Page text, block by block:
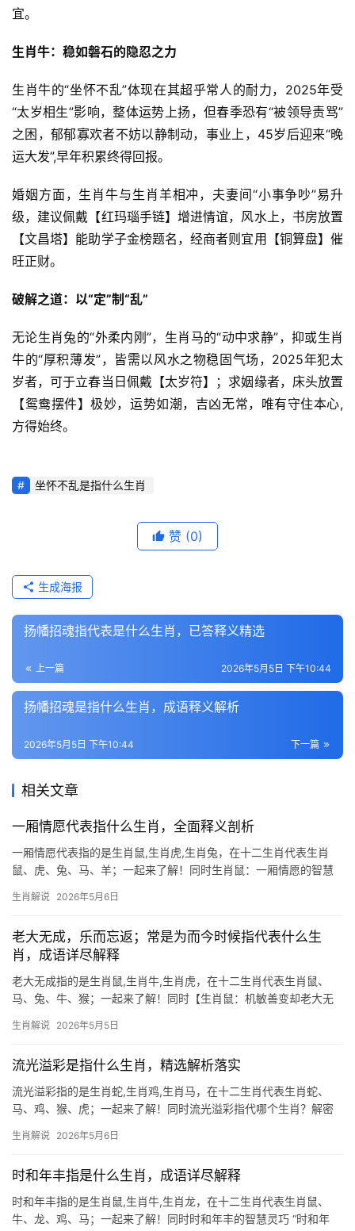
宜。
生肖牛：稳如磐石的隐忍之力
生肖牛的“坐怀不乱”体现在其超乎常人的耐力，2025年受
“太岁相生”影响，整体运势上扬，但春季恐有“被领导责骂”
之困，郁郁寡欢者不妨以静制动，事业上，45岁后迎来“晚
运大发”,早年积累终得回报。
婚姻方面，生肖牛与生肖羊相冲，夫妻间“小事争吵”易升
级，建议佩戴【红玛瑙手链】增进情谊，风水上，书房放置
【文昌塔】能助学子金榜题名，经商者则宜用【铜算盘】催
旺正财。
破解之道：以“定”制“乱”
无论生肖兔的“外柔内刚”，生肖马的“动中求静”，抑或生肖
牛的“厚积薄发”，皆需以风水之物稳固气场，2025年犯太
岁者，可于立春当日佩戴【太岁符】；求姻缘者，床头放置
【鸳鸯摆件】极妙，运势如潮，吉凶无常，唯有守住本心,
方得始终。
坐怀不乱是指什么生肖
赞 (0)
生成海报
扬幡招魂指代表是什么生肖，已答释义精选
上一篇 2026年5月5日 下午10:44
扬幡招魂是指什么生肖，成语释义解析
下一篇
2026年5月5日 下午10:44
相关文章
一厢情愿代表指什么生肖，全面释义剖析
一厢情愿代表指的是生肖鼠,生肖虎,生肖兔，在十二生肖代表生肖
鼠、虎、兔、马、羊；一起来了解！同时生肖鼠：一厢情愿的智慧
人感受的执念。生肖鼠天生敏锐，善于未雨绸缪，但若过度依赖自
生肖解说 2026年5月6日
老大无成，乐而忘返；常是为而今时候指代表什么生
肖，成语详尽解释
老大无成指的是生肖鼠,生肖牛,生肖虎，在十二生肖代表生肖鼠、
马、兔、牛、猴；一起来了解！同时【生肖鼠：机敏善变却老大无
尤其29岁至41岁者可能获意外项目机会，但下半年易因团队内斗或
生肖解说 2026年5月5日
流光溢彩是指什么生肖，精选解析落实
流光溢彩指的是生肖蛇,生肖鸡,生肖马，在十二生肖代表生肖蛇、
马、鸡、猴、虎；一起来了解！同时流光溢彩指代哪个生肖？解密
的景象，而在生肖文化中，它最契合的属相是生肖蛇，蛇身披鳞
生肖解说 2026年5月6日
时和年丰指是什么生肖，成语详尽解释
时和年丰指的是生肖鼠,生肖牛,生肖龙，在十二生肖代表生肖鼠、
牛、龙、鸡、马；一起来了解！同时时和年丰的智慧灵巧 “时和年